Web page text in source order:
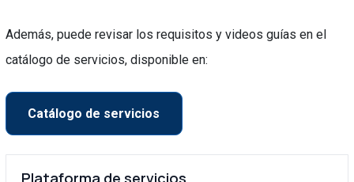
Además, puede revisar los requisitos y videos guías en el
catálogo de servicios, disponible en:
Catálogo de servicios